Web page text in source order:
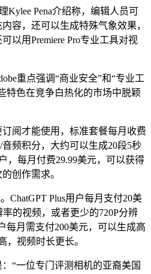
Pena介绍称，编辑人员可
容，还可以生成特殊气象效果，
以用Premiere Pro专业工具对视
重点强调“商业安全”和“专业工
特色在竞争白热化的市场中脱颖
才能使用，标准套餐每月收费
频积分，大约可以生成20段5秒
，每月付费29.99美元，可以获得
创作需求。
Plus用户每月支付20美
的视频，或者更少的720P分辨
每月需支付200美元，可以生成高
，视频时长更长。
一位专门评测相机的亚裔美国